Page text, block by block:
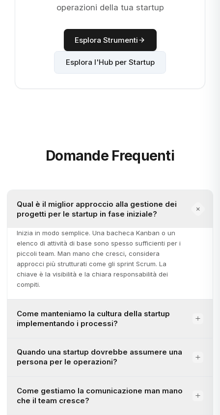
operazioni della tua startup
Esplora Strumenti
Esplora l'Hub per Startup
Domande Frequenti
Qual è il miglior approccio alla gestione dei
progetti per le startup in fase iniziale?
Inizia in modo semplice. Una bacheca Kanban o un
elenco di attività di base sono spesso sufficienti per i
piccoli team. Man mano che cresci, considera
approcci più strutturati come gli sprint Scrum. La
chiave è la visibilità e la chiara responsabilità dei
compiti.
Come manteniamo la cultura della startup
implementando i processi?
Quando una startup dovrebbe assumere una
persona per le operazioni?
Come gestiamo la comunicazione man mano
che il team cresce?